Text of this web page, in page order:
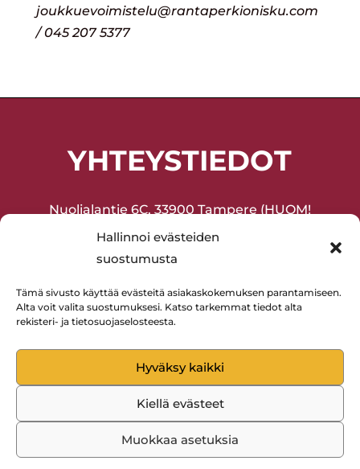
Hallinnoi evästeiden
suostumusta
Tämä sivusto käyttää evästeitä asiakaskokemuksen parantamiseen.
Alta voit valita suostumuksesi. Katso tarkemmat tiedot alta
rekisteri- ja tietosuojaselosteesta.
Hyväksy kaikki
Kiellä evästeet
Muokkaa asetuksia
joukkuevoimistelu@rantaperkionisku.com
/ 045 207 5377
YHTEYSTIEDOT
Nuolialantie 6C, 33900 Tampere (HUOM!
Sisäänkäynti sisäpihan puolelta!)
Joukkuevoimistelu ja harrasteliikunta
(lapset ja aikuiset) 045-2075377
Lentopallo 0400-594880
Rantaperkiön Isku © 2023 | WordPress-kotisivut: